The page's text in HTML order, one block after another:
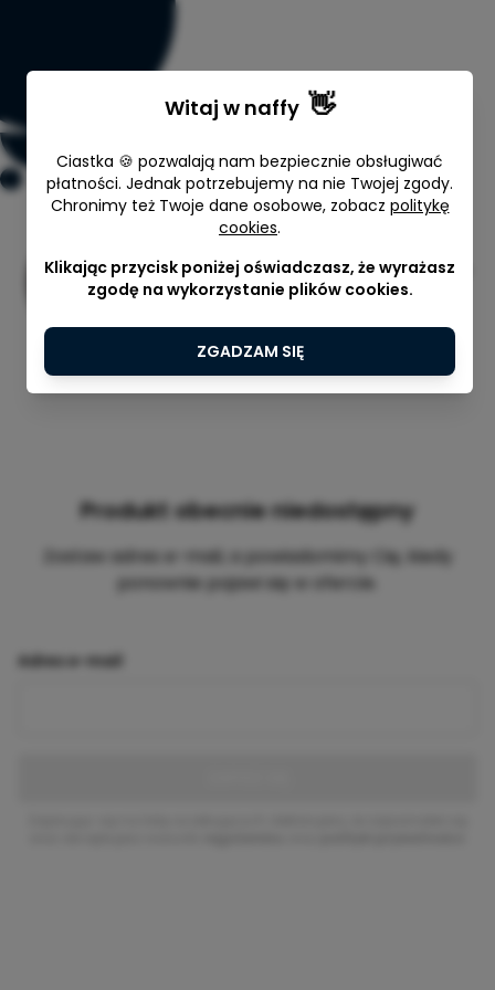
Konsultacja online (1h)
mec. Natalia Kowalonek-Nuutinen
60 min
570,00 zł
Produkt obecnie niedostępny
Zostaw adres e-mail, a powiadomimy Cię, kiedy
ponownie pojawi się w ofercie.
Adres e-mail
Witaj w naffy 👋
Ciastka 🍪 pozwalają nam bezpiecznie obsługiwać
płatności. Jednak potrzebujemy na nie Twojej zgody.
Chronimy też Twoje dane osobowe, zobacz politykę
cookies.
Klikając przycisk poniżej oświadczasz, że wyrażasz
zgodę na wykorzystanie plików cookies.
ZGADZAM SIĘ